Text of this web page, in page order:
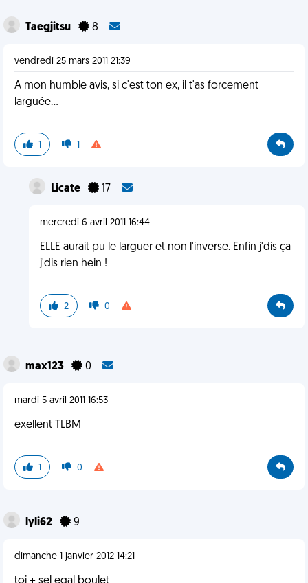
Taegjitsu 8
vendredi 25 mars 2011 21:39
A mon humble avis, si c'est ton ex, il t'as forcement
larguée...
1 1
Licate 17
mercredi 6 avril 2011 16:44
ELLE aurait pu le larguer et non l'inverse. Enfin j'dis ça
j'dis rien hein !
2 0
max123 0
mardi 5 avril 2011 16:53
exellent TLBM
1 0
lyli62 9
dimanche 1 janvier 2012 14:21